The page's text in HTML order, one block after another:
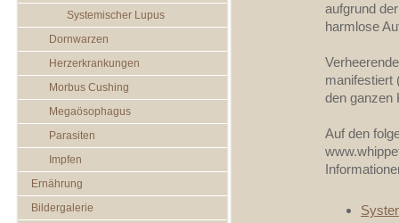
Systemischer Lupus
Dornwarzen
Herzerkrankungen
Morbus Cushing
Megaösophagus
Parasiten
Impfen
Ernährung
Bildergalerie
aufgrund
harmlose
manifestiert
den ganzen
Auf den